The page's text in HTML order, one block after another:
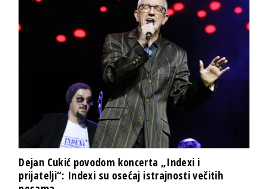
Dejan Cukić povodom koncerta „Indexi i
prijatelji“: Indexi su osećaj istrajnosti večitih